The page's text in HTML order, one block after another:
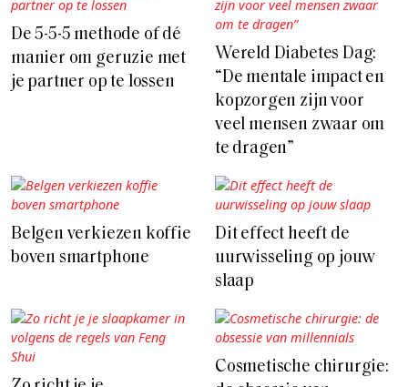
De 5-5-5 methode of dé
manier om geruzie met
je partner op te lossen
Wereld Diabetes Dag:
“De mentale impact en
kopzorgen zijn voor
veel mensen zwaar om
te dragen”
Belgen verkiezen koffie
boven smartphone
Dit effect heeft de
uurwisseling op jouw
slaap
Cosmetische chirurgie: